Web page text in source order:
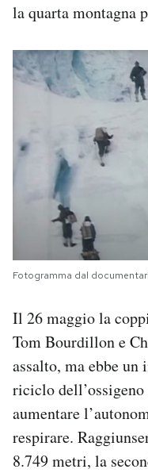
la quarta montagna
Fotogramma dal
Il 26 maggio la
Tom Bourdillon e
assalto, ma ebbe
riciclo
aumentare
respirare.
8.749 metri, la